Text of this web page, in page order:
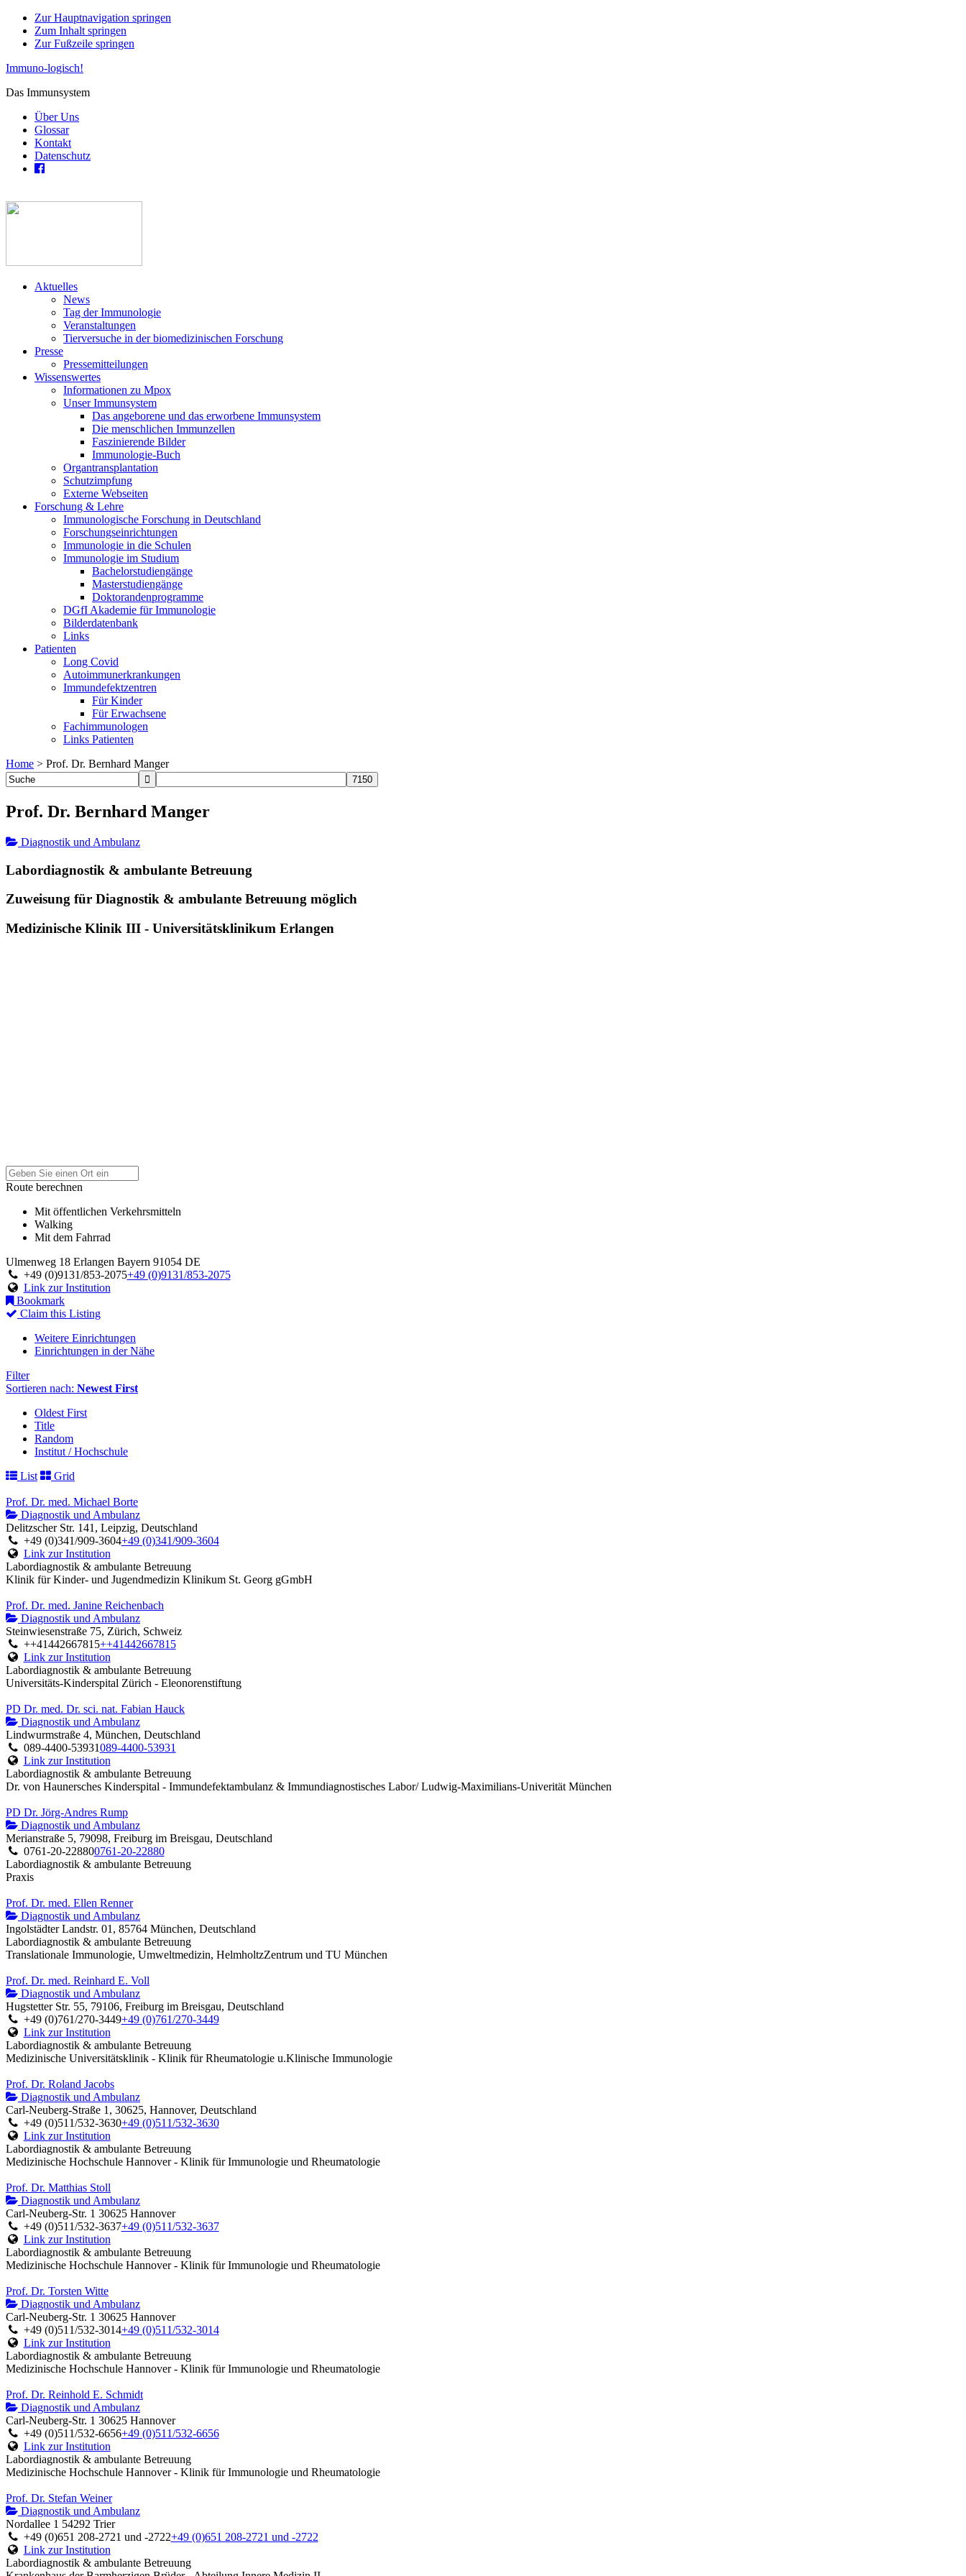
Zur Hauptnavigation springen
Zum Inhalt springen
Zur Fußzeile springen
Immuno-logisch!
Das Immunsystem
Über Uns
Glossar
Kontakt
Datenschutz
Aktuelles
News
Tag der Immunologie
Veranstaltungen
Tierversuche in der biomedizinischen Forschung
Presse
Pressemitteilungen
Wissenswertes
Informationen zu Mpox
Unser Immunsystem
Das angeborene und das erworbene Immunsystem
Die menschlichen Immunzellen
Faszinierende Bilder
Immunologie-Buch
Organtransplantation
Schutzimpfung
Externe Webseiten
Forschung & Lehre
Immunologische Forschung in Deutschland
Forschungseinrichtungen
Immunologie in die Schulen
Immunologie im Studium
Bachelorstudiengänge
Masterstudiengänge
Doktorandenprogramme
DGfI Akademie für Immunologie
Bilderdatenbank
Links
Patienten
Long Covid
Autoimmunerkrankungen
Immundefektzentren
Für Kinder
Für Erwachsene
Fachimmunologen
Links Patienten
Home > Prof. Dr. Bernhard Manger
Prof. Dr. Bernhard Manger
Diagnostik und Ambulanz
Labordiagnostik & ambulante Betreuung
Zuweisung für Diagnostik & ambulante Betreuung möglich
Medizinische Klinik III - Universitätsklinikum Erlangen
Route berechnen
Mit öffentlichen Verkehrsmitteln
Walking
Mit dem Fahrrad
Ulmenweg 18 Erlangen Bayern 91054 DE
+49 (0)9131/853-2075+49 (0)9131/853-2075
Link zur Institution
Bookmark
Claim this Listing
Weitere Einrichtungen
Einrichtungen in der Nähe
Filter
Sortieren nach: Newest First
Oldest First
Title
Random
Institut / Hochschule
List
Grid
Prof. Dr. med. Michael Borte
Diagnostik und Ambulanz
Delitzscher Str. 141, Leipzig, Deutschland
+49 (0)341/909-3604+49 (0)341/909-3604
Link zur Institution
Labordiagnostik & ambulante Betreuung
Klinik für Kinder- und Jugendmedizin Klinikum St. Georg gGmbH
Prof. Dr. med. Janine Reichenbach
Diagnostik und Ambulanz
Steinwiesenstraße 75, Zürich, Schweiz
++41442667815++41442667815
Link zur Institution
Labordiagnostik & ambulante Betreuung
Universitäts-Kinderspital Zürich - Eleonorenstiftung
PD Dr. med. Dr. sci. nat. Fabian Hauck
Diagnostik und Ambulanz
Lindwurmstraße 4, München, Deutschland
089-4400-53931089-4400-53931
Link zur Institution
Labordiagnostik & ambulante Betreuung
Dr. von Haunersches Kinderspital - Immundefektambulanz & Immundiagnostisches Labor/ Ludwig-Maximilians-Univerität München
PD Dr. Jörg-Andres Rump
Diagnostik und Ambulanz
Merianstraße 5, 79098, Freiburg im Breisgau, Deutschland
0761-20-228800761-20-22880
Labordiagnostik & ambulante Betreuung
Praxis
Prof. Dr. med. Ellen Renner
Diagnostik und Ambulanz
Ingolstädter Landstr. 01, 85764 München, Deutschland
Labordiagnostik & ambulante Betreuung
Translationale Immunologie, Umweltmedizin, HelmholtzZentrum und TU München
Prof. Dr. med. Reinhard E. Voll
Diagnostik und Ambulanz
Hugstetter Str. 55, 79106, Freiburg im Breisgau, Deutschland
+49 (0)761/270-3449+49 (0)761/270-3449
Link zur Institution
Labordiagnostik & ambulante Betreuung
Medizinische Universitätsklinik - Klinik für Rheumatologie u.Klinische Immunologie
Prof. Dr. Roland Jacobs
Diagnostik und Ambulanz
Carl-Neuberg-Straße 1, 30625, Hannover, Deutschland
+49 (0)511/532-3630+49 (0)511/532-3630
Link zur Institution
Labordiagnostik & ambulante Betreuung
Medizinische Hochschule Hannover - Klinik für Immunologie und Rheumatologie
Prof. Dr. Matthias Stoll
Diagnostik und Ambulanz
Carl-Neuberg-Str. 1 30625 Hannover
+49 (0)511/532-3637+49 (0)511/532-3637
Link zur Institution
Labordiagnostik & ambulante Betreuung
Medizinische Hochschule Hannover - Klinik für Immunologie und Rheumatologie
Prof. Dr. Torsten Witte
Diagnostik und Ambulanz
Carl-Neuberg-Str. 1 30625 Hannover
+49 (0)511/532-3014+49 (0)511/532-3014
Link zur Institution
Labordiagnostik & ambulante Betreuung
Medizinische Hochschule Hannover - Klinik für Immunologie und Rheumatologie
Prof. Dr. Reinhold E. Schmidt
Diagnostik und Ambulanz
Carl-Neuberg-Str. 1 30625 Hannover
+49 (0)511/532-6656+49 (0)511/532-6656
Link zur Institution
Labordiagnostik & ambulante Betreuung
Medizinische Hochschule Hannover - Klinik für Immunologie und Rheumatologie
Prof. Dr. Stefan Weiner
Diagnostik und Ambulanz
Nordallee 1 54292 Trier
+49 (0)651 208-2721 und -2722+49 (0)651 208-2721 und -2722
Link zur Institution
Labordiagnostik & ambulante Betreuung